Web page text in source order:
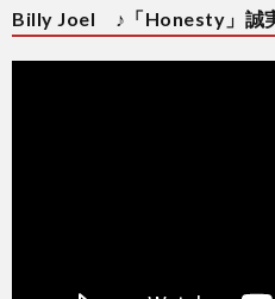
Billy Joel ♪「Honesty」誠
動